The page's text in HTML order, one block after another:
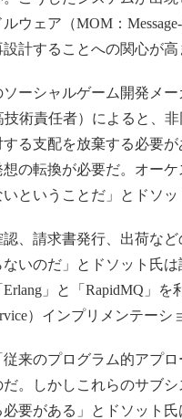
ウェア（MOM：
設計することへの関心が高
ーシャルゲーム開発メー
技術責任者）によると、
る支配を放棄する必要
想の転換が必要だ。オー
ということだ」とドソッ
、請求書発行、出荷な
いのだ」とドソット氏
」と「RapidMQ」を
）インプリメンテー
来のプログラム的アプロ
だ。しかしこれらのサブ
要がある」とドソット氏